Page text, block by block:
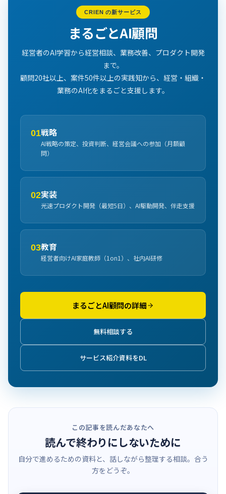
CRIEN の新サービス
まるごとAI顧問
経営者のAI学習から経営相談、業務改善、プロダクト開発
まで。
顧問20社以上、案件50件以上の実践知から、経営・組織・
業務のAI化をまるごと支援します。
01戦略
AI戦略の策定、投資判断、経営会議への参加（月額顧
問）
02実装
光速プロダクト開発（最短5日）、AI駆動開発、伴走支援
03教育
経営者向けAI家庭教師（1on1）、社内AI研修
まるごとAI顧問の詳細
無料相談する
サービス紹介資料をDL
この記事を読んだあなたへ
読んで終わりにしないために
自分で進めるための資料と、話しながら整理する相談。合う
方をどうぞ。